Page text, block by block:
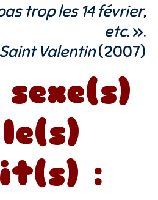
trop les 14 février,
etc.».
Saint Valentin(2007)
: